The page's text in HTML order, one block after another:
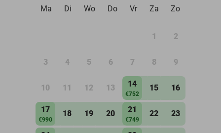
Ma
Di Wo Do Vr Za Zo
1 2
3 4 5 6 7 8 9
10 11 12 13 14
€752
15 16
17
€990
18 19 20 21
€749
22 23